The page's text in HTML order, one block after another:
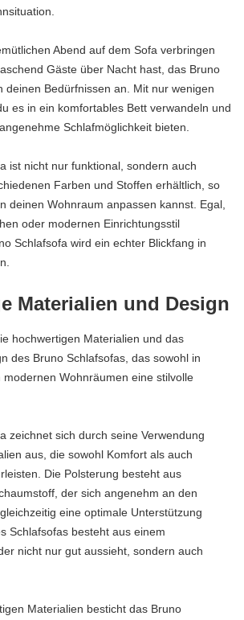
Abend auf dem Sofa verbringen
Gäste über Nacht hast, das Bruno
deinen Bedürfnissen an. Mit nur wenigen
es in ein komfortables Bett verwandeln und
Schlafmöglichkeit bieten.
ist nicht nur funktional, sondern auch
Farben und Stoffen erhältlich, so
deinen Wohnraum anpassen kannst. Egal,
oder modernen Einrichtungsstil
Schlafsofa wird ein echter Blickfang in
Materialien und Design
hochwertigen Materialien und das
des Bruno Schlafsofas, das sowohl in
modernen Wohnräumen eine stilvolle
zeichnet sich durch seine Verwendung
aus, die sowohl Komfort als auch
Die Polsterung besteht aus
der sich angenehm an den
eine optimale Unterstützung
Schlafsofas besteht aus einem
nicht nur gut aussieht, sondern auch
Materialien besticht das Bruno